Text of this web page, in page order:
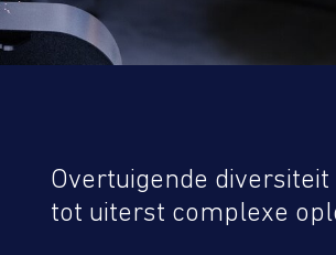
Overtuigende
tot uiterst complexe